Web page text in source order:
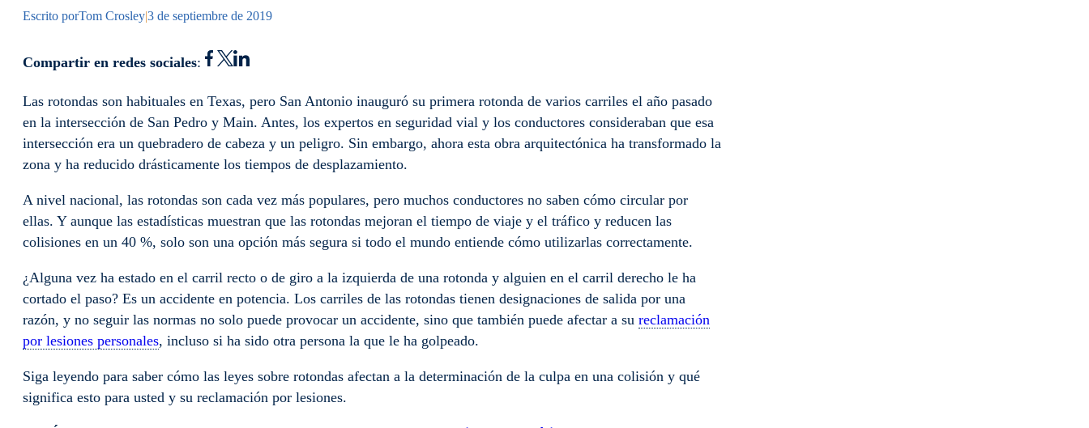
Escrito porTom Crosley|3 de septiembre de 2019
Compartir en redes sociales:
Las rotondas son habituales en Texas, pero San Antonio inauguró su primera rotonda de varios carriles el año pasado
en la intersección de San Pedro y Main. Antes, los expertos en seguridad vial y los conductores consideraban que esa
intersección era un quebradero de cabeza y un peligro. Sin embargo, ahora esta obra arquitectónica ha transformado la
zona y ha reducido drásticamente los tiempos de desplazamiento.
A nivel nacional, las rotondas son cada vez más populares, pero muchos conductores no saben cómo circular por
ellas. Y aunque las estadísticas muestran que las rotondas mejoran el tiempo de viaje y el tráfico y reducen las
colisiones en un 40 %, solo son una opción más segura si todo el mundo entiende cómo utilizarlas correctamente.
¿Alguna vez ha estado en el carril recto o de giro a la izquierda de una rotonda y alguien en el carril derecho le ha
cortado el paso? Es un accidente en potencia. Los carriles de las rotondas tienen designaciones de salida por una
razón, y no seguir las normas no solo puede provocar un accidente, sino que también puede afectar a su reclamación
por lesiones personales, incluso si ha sido otra persona la que le ha golpeado.
Siga leyendo para saber cómo las leyes sobre rotondas afectan a la determinación de la culpa en una colisión y qué
significa esto para usted y su reclamación por lesiones.